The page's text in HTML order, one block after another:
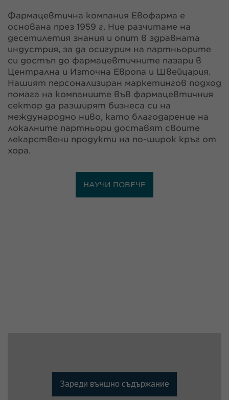
Фармацевтична компания Евофарма e
основана през 1959 г. Ние разчитаме на
десетилетия знания и опит в здравната
индустрия, за да осигурим на партньорите
си достъп до фармацевтичните пазари в
Централна и Източна Европа и Швейцария.
Нашият персонализиран маркетингов подход
помага на компаниите във фармацевтичния
сектор да разширят бизнеса си на
международно ниво, като благодарение на
локалните партньори доставят своите
лекарствени продукти на по-широк кръг от
хора.
НАУЧИ ПОВЕЧЕ
Зареди външно съдържание